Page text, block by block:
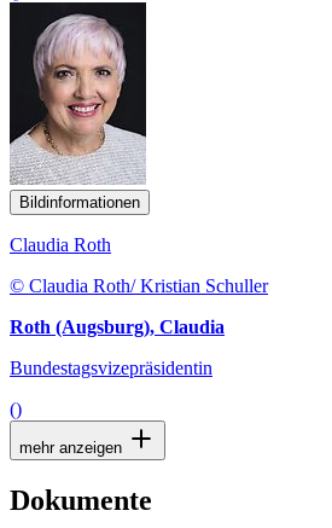
Bildinformationen
Claudia Roth
© Claudia Roth/ Kristian Schuller
Roth (Augsburg), Claudia
Bundestagsvizepräsidentin
()
mehr anzeigen
Dokumente